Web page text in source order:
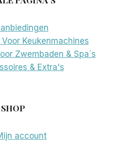
Keukenmachines
Zwembaden & Spa´s
& Extra's
SHOP
account